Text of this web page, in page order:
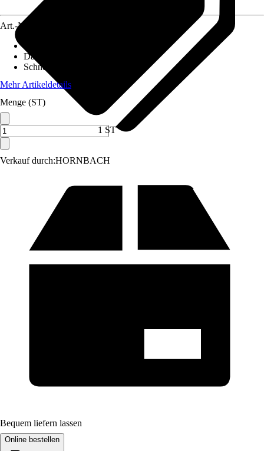
Verkauf durch:HORNBACH
Art.-Nr.
Dachform
Schneelast
Mehr Artikeldetails
Menge (ST)
1 ST
Bequem liefern lassen
Online bestellen